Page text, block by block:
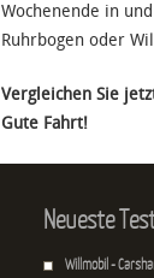
Wochenende in
Ruhrbogen oder
Vergleichen Sie
Gute Fahrt!
Neueste
Willmobil -